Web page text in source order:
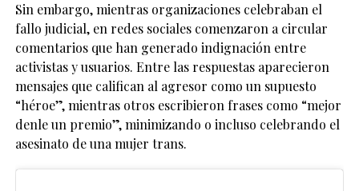
Sin embargo, mientras organizaciones celebraban el
fallo judicial, en redes sociales comenzaron a circular
comentarios que han generado indignación entre
activistas y usuarios. Entre las respuestas aparecieron
mensajes que califican al agresor como un supuesto
“héroe”, mientras otros escribieron frases como “mejor
denle un premio”, minimizando o incluso celebrando el
asesinato de una mujer trans.